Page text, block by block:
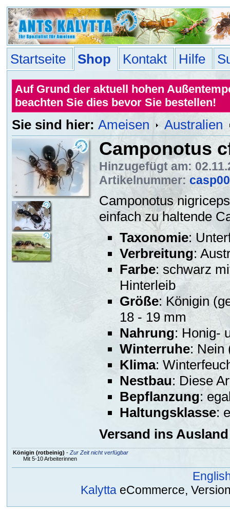
Startseite Shop Kontakt Hilfe
Auf Grund der aktuell hohen
beachten Sie dies bevor Sie bestellen!
Sie sind hier: Ameisen Australien
Camponotus
Hinzugefügt am:
Artikelnummer:
Camponotus
einfach zu haltende
Taxonomie:
Verbreitung:
Farbe: schwarz
Hinterleib
Größe: Königin
18 - 19 mm
Nahrung: Honig-
Winterruhe: Nein
Klima:
Nestbau: Diese
Bepflanzung:
Haltungsklasse:
Versand ins
Königin (rotbeinig) - Zur Zeit nicht verfügbar
Mit 5-10 Arbeiterinnen
Kalytta eCommerce,